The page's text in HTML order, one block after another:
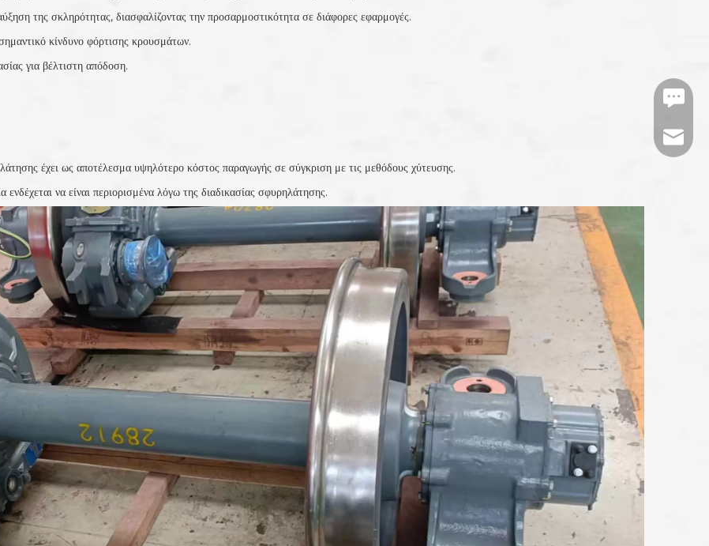
της σκληρότητας, διασφαλίζοντας την προσαρμοστικότητα σε διάφορες εφαρμογές.
κίνδυνο φόρτισης κρουσμάτων.
για βέλτιστη απόδοση.
έχει ως αποτέλεσμα υψηλότερο κόστος παραγωγής σε σύγκριση με τις μεθόδους χύτευσης.
να είναι περιορισμένα λόγω της διαδικασίας σφυρηλάτησης.
https://
tj-